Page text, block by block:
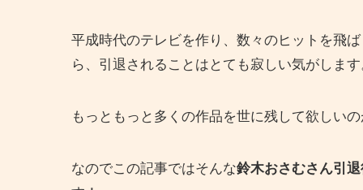
平成時代のテレビを作り、数々のヒットを飛
ら、引退されることはとても寂しい気がしま
もっともっと多くの作品を世に残して欲しい
なのでこの記事ではそんな鈴木おさむさん引